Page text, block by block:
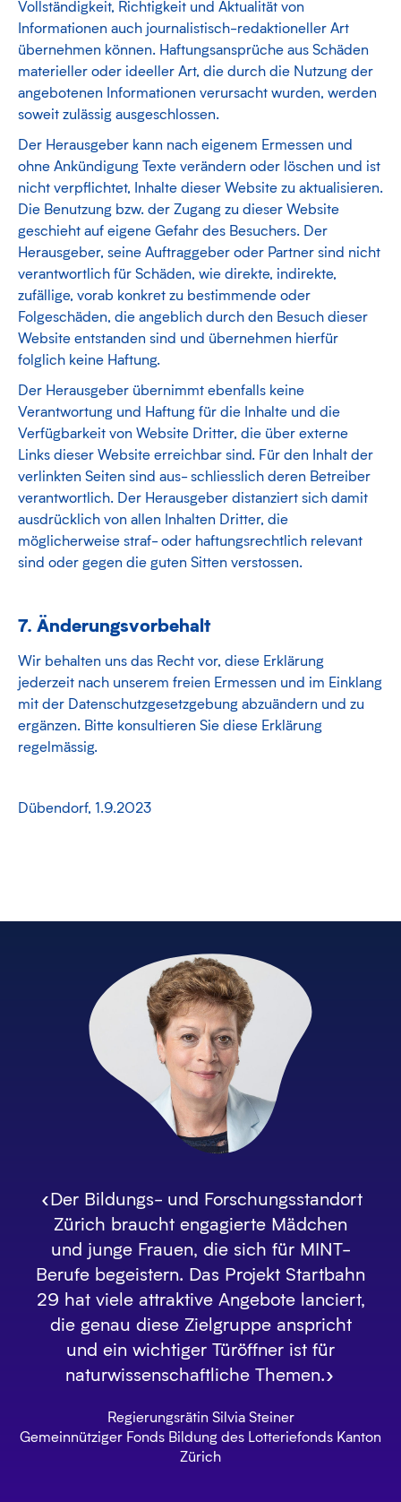
Vollständigkeit, Richtigkeit und Aktualität von
Informationen auch journalistisch-redaktioneller Art
übernehmen können. Haftungsansprüche aus Schäden
materieller oder ideeller Art, die durch die Nutzung der
angebotenen Informationen verursacht wurden, werden
soweit zulässig ausgeschlossen.
Der Herausgeber kann nach eigenem Ermessen und
ohne Ankündigung Texte verändern oder löschen und ist
nicht verpflichtet, Inhalte dieser Website zu aktualisieren.
Die Benutzung bzw. der Zugang zu dieser Website
geschieht auf eigene Gefahr des Besuchers. Der
Herausgeber, seine Auftraggeber oder Partner sind nicht
verantwortlich für Schäden, wie direkte, indirekte,
zufällige, vorab konkret zu bestimmende oder
Folgeschäden, die angeblich durch den Besuch dieser
Website entstanden sind und übernehmen hierfür
folglich keine Haftung.
Der Herausgeber übernimmt ebenfalls keine
Verantwortung und Haftung für die Inhalte und die
Verfügbarkeit von Website Dritter, die über externe
Links dieser Website erreichbar sind. Für den Inhalt der
verlinkten Seiten sind aus- schliesslich deren Betreiber
verantwortlich. Der Herausgeber distanziert sich damit
ausdrücklich von allen Inhalten Dritter, die
möglicherweise straf- oder haftungsrechtlich relevant
sind oder gegen die guten Sitten verstossen.
7. Änderungsvorbehalt
Wir behalten uns das Recht vor, diese Erklärung
jederzeit nach unserem freien Ermessen und im Einklang
mit der Datenschutzgesetzgebung abzuändern und zu
ergänzen. Bitte konsultieren Sie diese Erklärung
regelmässig.
Dübendorf, 1.9.2023
«Der Bildungs- und Forschungsstandort
Zürich braucht engagierte Mädchen
und junge Frauen, die sich für MINT-
Berufe begeistern. Das Projekt Startbahn
29 hat viele attraktive Angebote lanciert,
die genau diese Zielgruppe anspricht
und ein wichtiger Türöffner ist für
naturwissenschaftliche Themen.»
Regierungsrätin Silvia Steiner
Gemeinnütziger Fonds Bildung des Lotteriefonds Kanton
Zürich